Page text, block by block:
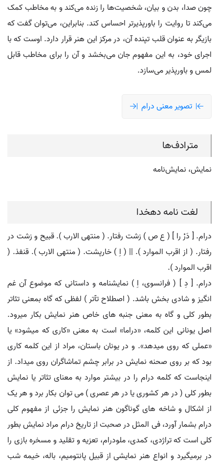
چون صدا، بدن و بیان، شخصیت‌ها را زنده می‌کند و به مخاطب کمک
می‌کند تا روایت را باورپذیرتر احساس کند. بنابراین، می‌توان گفت که
بازیگر به عنوان قلب تپنده آن، در مرکز این هنر قرار دارد. اوست که با
اجرای خود، به این مفهوم جان می‌بخشد و آن را برای مخاطب قابل
لمس و باورپذیر می‌سازد.
تصویر معنی درام
مترادف‌ها
نمایش، نمایش‌نامه
لغت نامه دهخدا
درام. [ دَرْ را ] ( ع ص ) زشت رفتار. ( منتهی الارب ). قبیح و زشت در
رفتار. ( از اقرب الموارد ). || ( اِ ) خارپشت. ( منتهی الارب ). قنفذ. (
اقرب الموارد ).
درام. [ دِ ] ( فرانسوی، اِ ) نمایشنامه و داستانی که موضوع آن غم
انگیز و شادی بخش باشد. ( اصطلاح تآتر ) لفظی که گاه بمعنی تئاتر
بطور کلی و گاه به معنی جنبه های خاص هنر نمایش بکار میرود.
اصل یونانی این کلمه، «دراما» است به معنی «کاری که میشود» یا
«عملی که روی میدهد». و در یونان باستان، مراد از این کلمه کاری
بود که بر روی صحنه نمایش در برابر چشم تماشاگران روی میداد. از
اینجاست که کلمه درام را در بیشتر موارد به معنای تئاتر یا نمایش
بطور کلی ( در هر کشوری یا در هر عصری ) می توان بکار برد و هر یک
از اشکال و شاخه های گوناگون هنر نمایش را جزئی از مفهوم کلی
درام بشمار آورد، فی المثل در صحبت از تاریخ درام مراد نمایش بطور
کلی است که تراژدی، کمدی، ملودرام، تعزیه و تقلید و مسخره بازی را
در برمیگیرد و انواع هنر نمایشی از قبیل پانتومیم، باله، خیمه شب